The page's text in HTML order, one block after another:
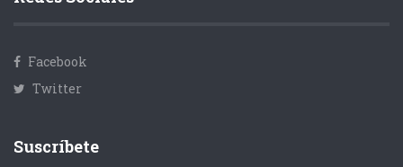
Facebook
Twitter
Suscríbete